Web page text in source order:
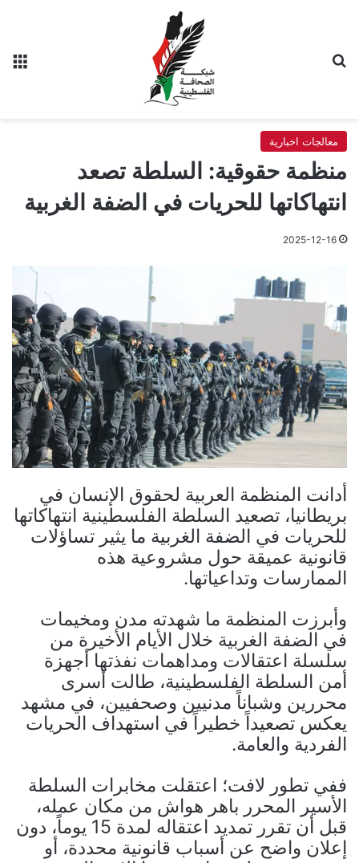
معالجات اخبارية
منظمة حقوقية: السلطة تصعد
انتهاكاتها للحريات في الضفة الغربية
2025-12-16
أدانت المنظمة العربية لحقوق الإنسان في
بريطانيا، تصعيد السلطة الفلسطينية انتهاكاتها
للحريات في الضفة الغربية ما يثير تساؤلات
قانونية عميقة حول مشروعية هذه
الممارسات وتداعياتها.
وأبرزت المنظمة ما شهدته مدن ومخيمات
في الضفة الغربية خلال الأيام الأخيرة من
سلسلة اعتقالات ومداهمات نفذتها أجهزة
أمن السلطة الفلسطينية، طالت أسرى
محررين وشباناً مدنيين وصحفيين، في مشهد
يعكس تصعيداً خطيراً في استهداف الحريات
الفردية والعامة.
ففي تطور لافت؛ اعتقلت مخابرات السلطة
الأسير المحرر باهر هواش من مكان عمله،
قبل أن تقرر تمديد اعتقاله لمدة 15 يوماً، دون
إعلان واضح عن أسباب قانونية محددة، أو